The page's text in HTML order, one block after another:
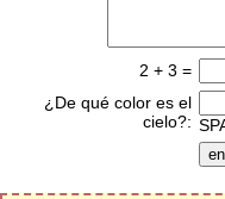
2 + 3 =
¿De qué color es el
cielo?: